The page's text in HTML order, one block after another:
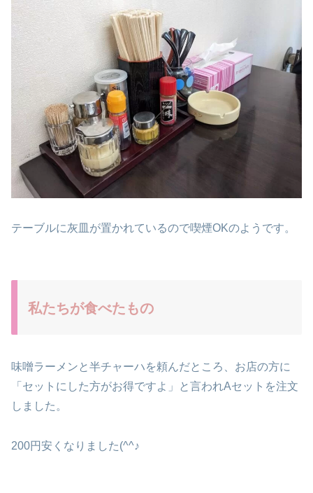
テーブルに灰皿が置かれているので喫煙OKのようです。
私たちが食べたもの
味噌ラーメンと半チャーハを頼んだところ、お店の方に
「セットにした方がお得ですよ」と言われAセットを注文
しました。
200円安くなりました(^^♪